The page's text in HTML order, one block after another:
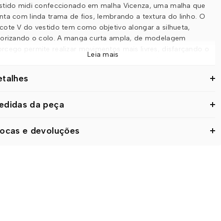
midi confeccionado em malha Vicenza, uma malha que
com linda trama de fios, lembrando a textura do linho. O
V do vestido tem como objetivo alongar a silhueta,
o colo. A manga curta ampla, de modelagem
permite realizar movimentos mais livres, disfarçando o
conta com dois bolsos laterais. O vestido acompanha
corpos. A barra do vestido é finalizada em uma delicada fenda
Leia mais
da peça
e devoluções